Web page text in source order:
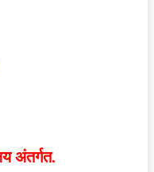
अंतर्गत.